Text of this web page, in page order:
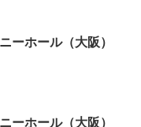
ーホール（大阪）
ーホール（大阪）